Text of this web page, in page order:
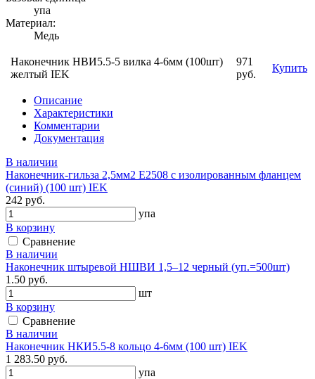
упа
Материал:
Медь
Наконечник НВИ5.5-5 вилка 4-6мм (100шт)
желтый IEK
971
руб.
Купить
Описание
Характеристики
Комментарии
Документация
В наличии
Наконечник-гильза 2,5мм2 Е2508 с изолированным фланцем
(синий) (100 шт) IEK
242 руб.
упа
В корзину
Сравнение
В наличии
Наконечник штыревой НШВИ 1,5–12 черный (уп.=500шт)
1.50 руб.
шт
В корзину
Сравнение
В наличии
Наконечник НКИ5.5-8 кольцо 4-6мм (100 шт) IEK
1 283.50 руб.
упа